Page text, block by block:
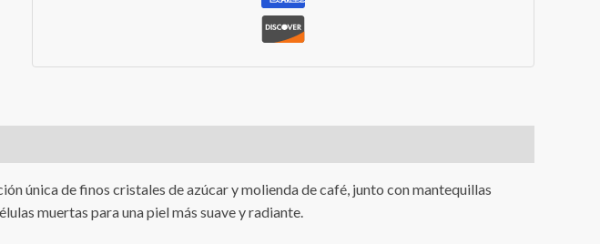
única de finos cristales de azúcar y molienda de café, junto con mantequillas
muertas para una piel más suave y radiante.